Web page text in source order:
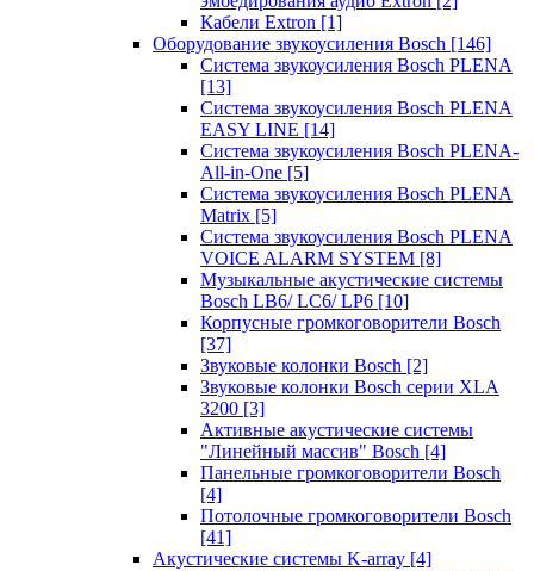
Кабели Extron [1]
Оборудование звукоусиления Bosch [146]
Система звукоусиления Bosch PLENA
[13]
Система звукоусиления Bosch PLENA
EASY LINE [14]
Система звукоусиления Bosch PLENA-
All-in-One [5]
Система звукоусиления Bosch PLENA
Matrix [5]
Система звукоусиления Bosch PLENA
VOICE ALARM SYSTEM [8]
Музыкальные акустические системы
Bosch LB6/ LC6/ LP6 [10]
Корпусные громкоговорители Bosch
[37]
Звуковые колонки Bosch [2]
Звуковые колонки Bosch серии XLA
3200 [3]
Активные акустические системы
"Линейный массив" Bosch [4]
Панельные громкоговорители Bosch
[4]
Потолочные громкоговорители Bosch
[41]
Акустические системы K-array [4]